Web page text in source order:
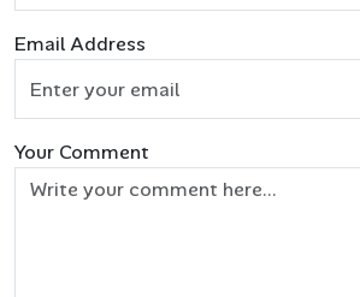
Email Address
Your Comment